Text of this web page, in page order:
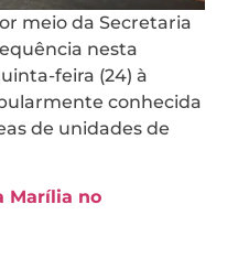
meio da Secretaria
nesta
feira (24) à
conhecida
de unidades de
Marília no